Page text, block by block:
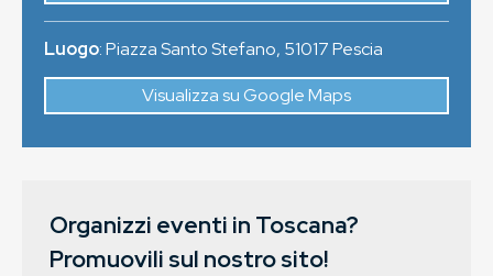
Luogo:Piazza Santo Stefano, 51017Pescia
Visualizza su Google Maps
Organizzi eventi in Toscana?
Promuovili sul nostro sito!